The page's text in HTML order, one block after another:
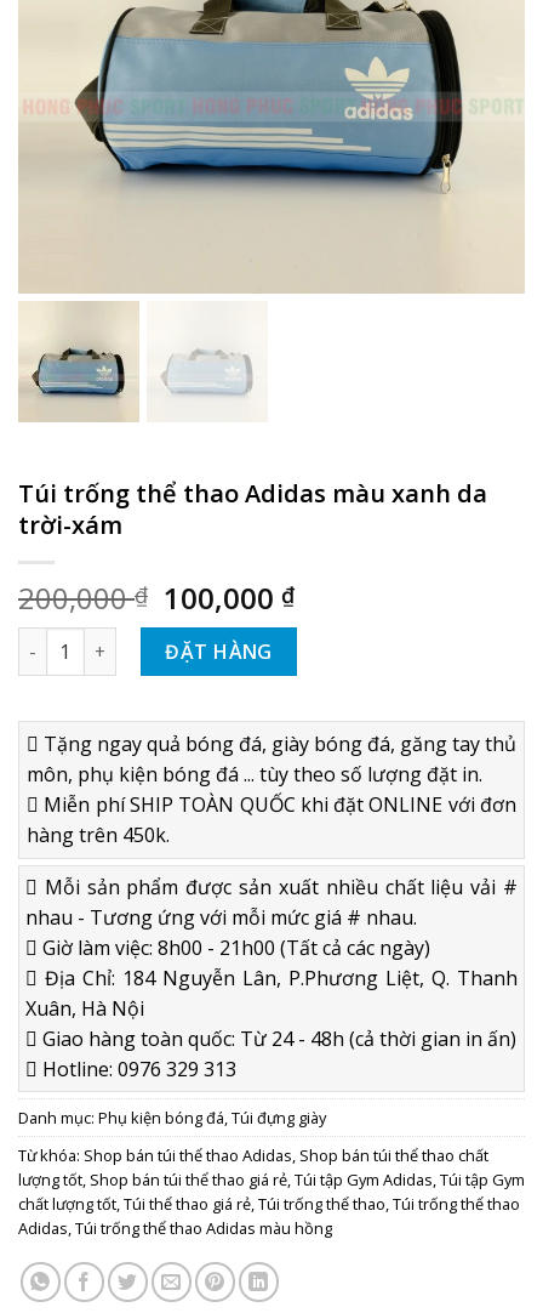
Túi trống thể thao Adidas màu xanh da
trời-xám
200,000₫ 100,000 ₫
Túi trống thể thao Adidas màu xanh da trời-xám số lượng
ĐẶT HÀNG
Tặng ngay quả bóng đá, giày bóng đá, găng tay thủ
môn, phụ kiện bóng đá ... tùy theo số lượng đặt in.
Miễn phí SHIP TOÀN QUỐC khi đặt ONLINE với đơn
hàng trên 450k.
Mỗi sản phẩm được sản xuất nhiều chất liệu vải #
nhau - Tương ứng với mỗi mức giá # nhau.
Giờ làm việc: 8h00 - 21h00 (Tất cả các ngày)
Địa Chỉ: 184 Nguyễn Lân, P.Phương Liệt, Q. Thanh
Xuân, Hà Nội
Giao hàng toàn quốc: Từ 24 - 48h (cả thời gian in ấn)
Hotline: 0976 329 313
Danh mục: Phụ kiện bóng đá,Túi đựng giày
Từ khóa: Shop bán túi thể thao Adidas, Shop bán túi thể thao chất
lượng tốt, Shop bán túi thể thao giá rẻ,Túi tập Gym Adidas,Túi tập Gym
chất lượng tốt,Túi thể thao giá rẻ,Túi trống thể thao,Túi trống thể thao
Adidas,Túi trống thể thao Adidas màu hồng